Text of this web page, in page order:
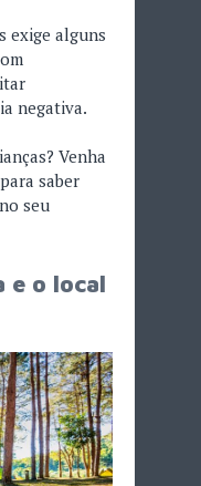
exige alguns
negativa.
Venha
saber
seu
o local